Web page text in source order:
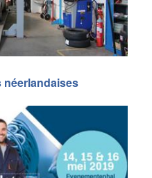
néerlandaises